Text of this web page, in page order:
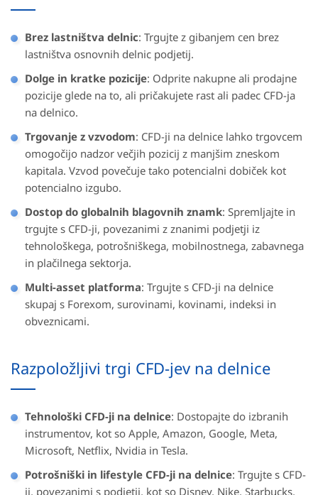
Brez lastništva delnic: Trgujte z gibanjem cen brez
lastništva osnovnih delnic podjetij.
Dolge in kratke pozicije: Odprite nakupne ali prodajne
pozicije glede na to, ali pričakujete rast ali padec CFD-ja
na delnico.
Trgovanje z vzvodom: CFD-ji na delnice lahko trgovcem
omogočijo nadzor večjih pozicij z manjšim zneskom
kapitala. Vzvod povečuje tako potencialni dobiček kot
potencialno izgubo.
Dostop do globalnih blagovnih znamk: Spremljajte in
trgujte s CFD-ji, povezanimi z znanimi podjetji iz
tehnološkega, potrošniškega, mobilnostnega, zabavnega
in plačilnega sektorja.
Multi-asset platforma: Trgujte s CFD-ji na delnice
skupaj s Forexom, surovinami, kovinami, indeksi in
obveznicami.
Razpoložljivi trgi CFD-jev na delnice
Tehnološki CFD-ji na delnice: Dostopajte do izbranih
instrumentov, kot so Apple, Amazon, Google, Meta,
Microsoft, Netflix, Nvidia in Tesla.
Potrošniški in lifestyle CFD-ji na delnice: Trgujte s CFD-
ji, povezanimi s podjetji, kot so Disney, Nike, Starbucks,